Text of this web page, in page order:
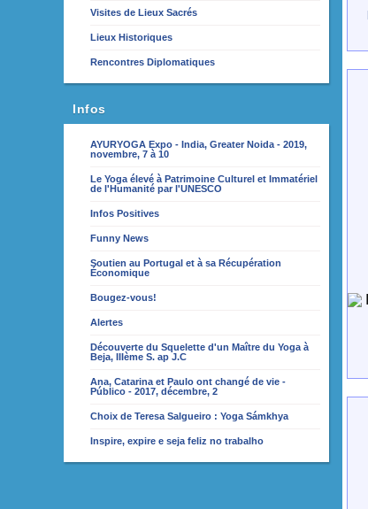
Visites de Lieux Sacrés
Lieux Historiques
Rencontres Diplomatiques
Infos
AYURYOGA Expo - India, Greater Noida - 2019,
novembre, 7 à 10
Le Yoga élevé à Patrimoine Culturel et Immatériel
de l'Humanité par l'UNESCO
Infos Positives
Funny News
Soutien au Portugal et à sa Récupération
Économique
Bougez-vous!
Alertes
Découverte du Squelette d'un Maître du Yoga à
Beja, IIIème S. ap J.C
Ana, Catarina et Paulo ont changé de vie -
Público - 2017, décembre, 2
Choix de Teresa Salgueiro : Yoga Sámkhya
Inspire, expire e seja feliz no trabalho